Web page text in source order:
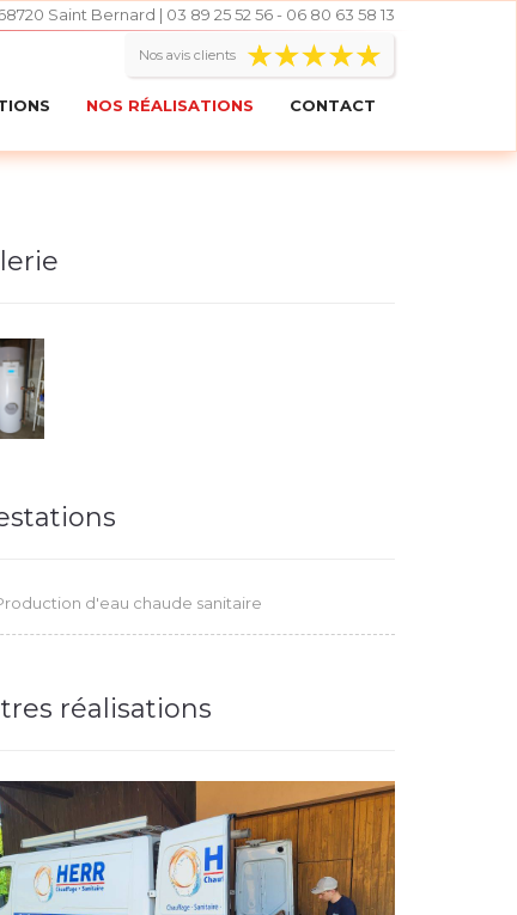
Saint Bernard | 03 89 25 52 56 - 06 80 63 58 13
Nos avis clients
NOS RÉALISATIONS CONTACT
d'eau chaude sanitaire
réalisations